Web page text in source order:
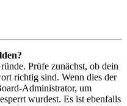
Prüfe zunächst, ob dein
richtig sind. Wenn dies der
Administrator, um
wurdest. Es ist ebenfalls